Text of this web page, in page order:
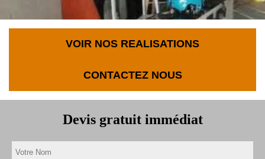
VOIR NOS REALISATIONS
CONTACTEZ NOUS
Devis gratuit immédiat